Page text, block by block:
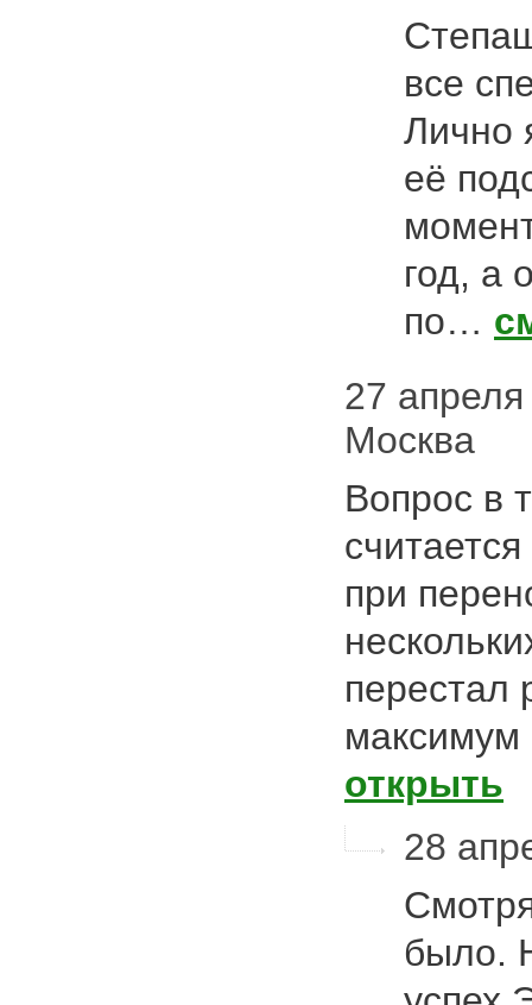
все
Лично
её
год, а
по…
27
Москва
Вопрос в
при
перестал
открыть
28
было.